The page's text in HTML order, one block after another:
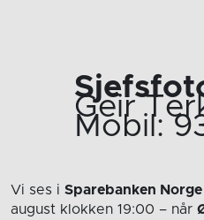
Geir
Mobil:
Vi ses i Sparebanken
august klokken 19:00 – når